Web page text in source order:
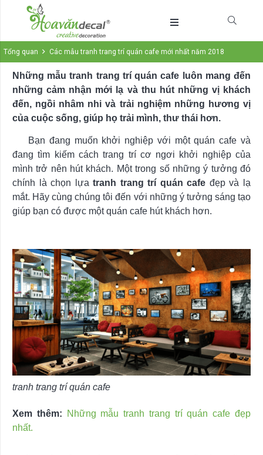
Tổng quan Các mẫu tranh trang trí quán cafe mới nhất năm 2018
Những mẫu tranh trang trí quán cafe luôn mang đến
những cảm nhận mới lạ và thu hút những vị khách
đến, ngồi nhâm nhi và trải nghiệm những hương vị
của cuộc sống, giúp họ trải mình, thư thái hơn.
Bạn đang muốn khởi nghiệp với một quán cafe và
đang tìm kiếm cách trang trí cơ ngơi khởi nghiệp của
mình trở nên hút khách. Một trong số những ý tưởng đó
chính là chọn lựatranh trang trí quán cafe đẹp và lạ
mắt. Hãy cùng chúng tôi đến với những ý tưởng sáng tạo
giúp bạn có được một quán cafe hút khách hơn.
tranh trang trí quán cafe
Xem thêm:
Những mẫu tranh trang trí quán cafe đẹp
nhất.